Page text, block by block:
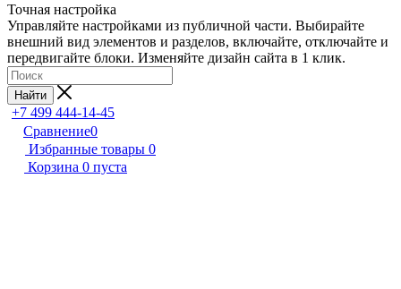
Точная настройка
Управляйте настройками из публичной части. Выбирайте
внешний вид элементов и разделов, включайте, отключайте и
передвигайте блоки. Изменяйте дизайн сайта в 1 клик.
Найти
+7 499 444-14-45
Сравнение0
Избранные товары 0
Корзина 0 пуста